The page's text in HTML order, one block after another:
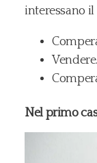
interessano il
Vendere.
Nel primo